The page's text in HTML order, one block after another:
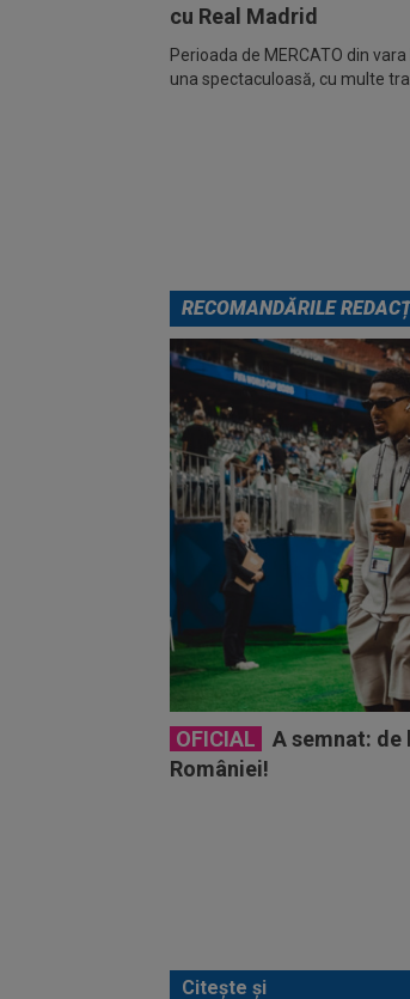
cu Real Madrid
Perioada de MERCATO din
una spectaculoasă, cu multe
RECOMANDĂRILE
OFICIAL
A semnat: de
României!
Citește și